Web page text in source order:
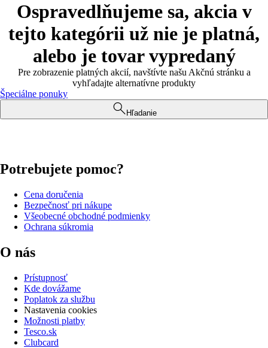
Ospravedlňujeme sa, akcia v
tejto kategórii už nie je platná,
alebo je tovar vypredaný
Pre zobrazenie platných akcií, navštívte našu Akčnú stránku a
vyhľadajte alternatívne produkty
Špeciálne ponuky
Hľadanie
Potrebujete pomoc?
Cena doručenia
Bezpečnosť pri nákupe
Všeobecné obchodné podmienky
Ochrana súkromia
O nás
Prístupnosť
Kde dovážame
Poplatok za službu
Nastavenia cookies
Možnosti platby
Tesco.sk
Clubcard